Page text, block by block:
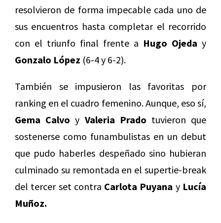
resolvieron de forma impecable cada uno de
sus encuentros hasta completar el recorrido
con el triunfo final frente a Hugo Ojeda y
Gonzalo López (6-4 y 6-2).
También se impusieron las favoritas por
ranking en el cuadro femenino. Aunque, eso sí,
Gema Calvoy Valeria Prado tuvieron que
sostenerse como funambulistas en un debut
que pudo haberles despeñado sino hubieran
culminado su remontada en el supertie-break
del tercer set contra Carlota Puyana y Lucía
Muñoz.